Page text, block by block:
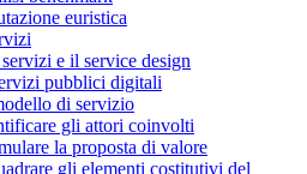
euristica
e il service design
pubblici digitali
di servizio
gli attori coinvolti
la proposta di valore
gli elementi costitutivi del